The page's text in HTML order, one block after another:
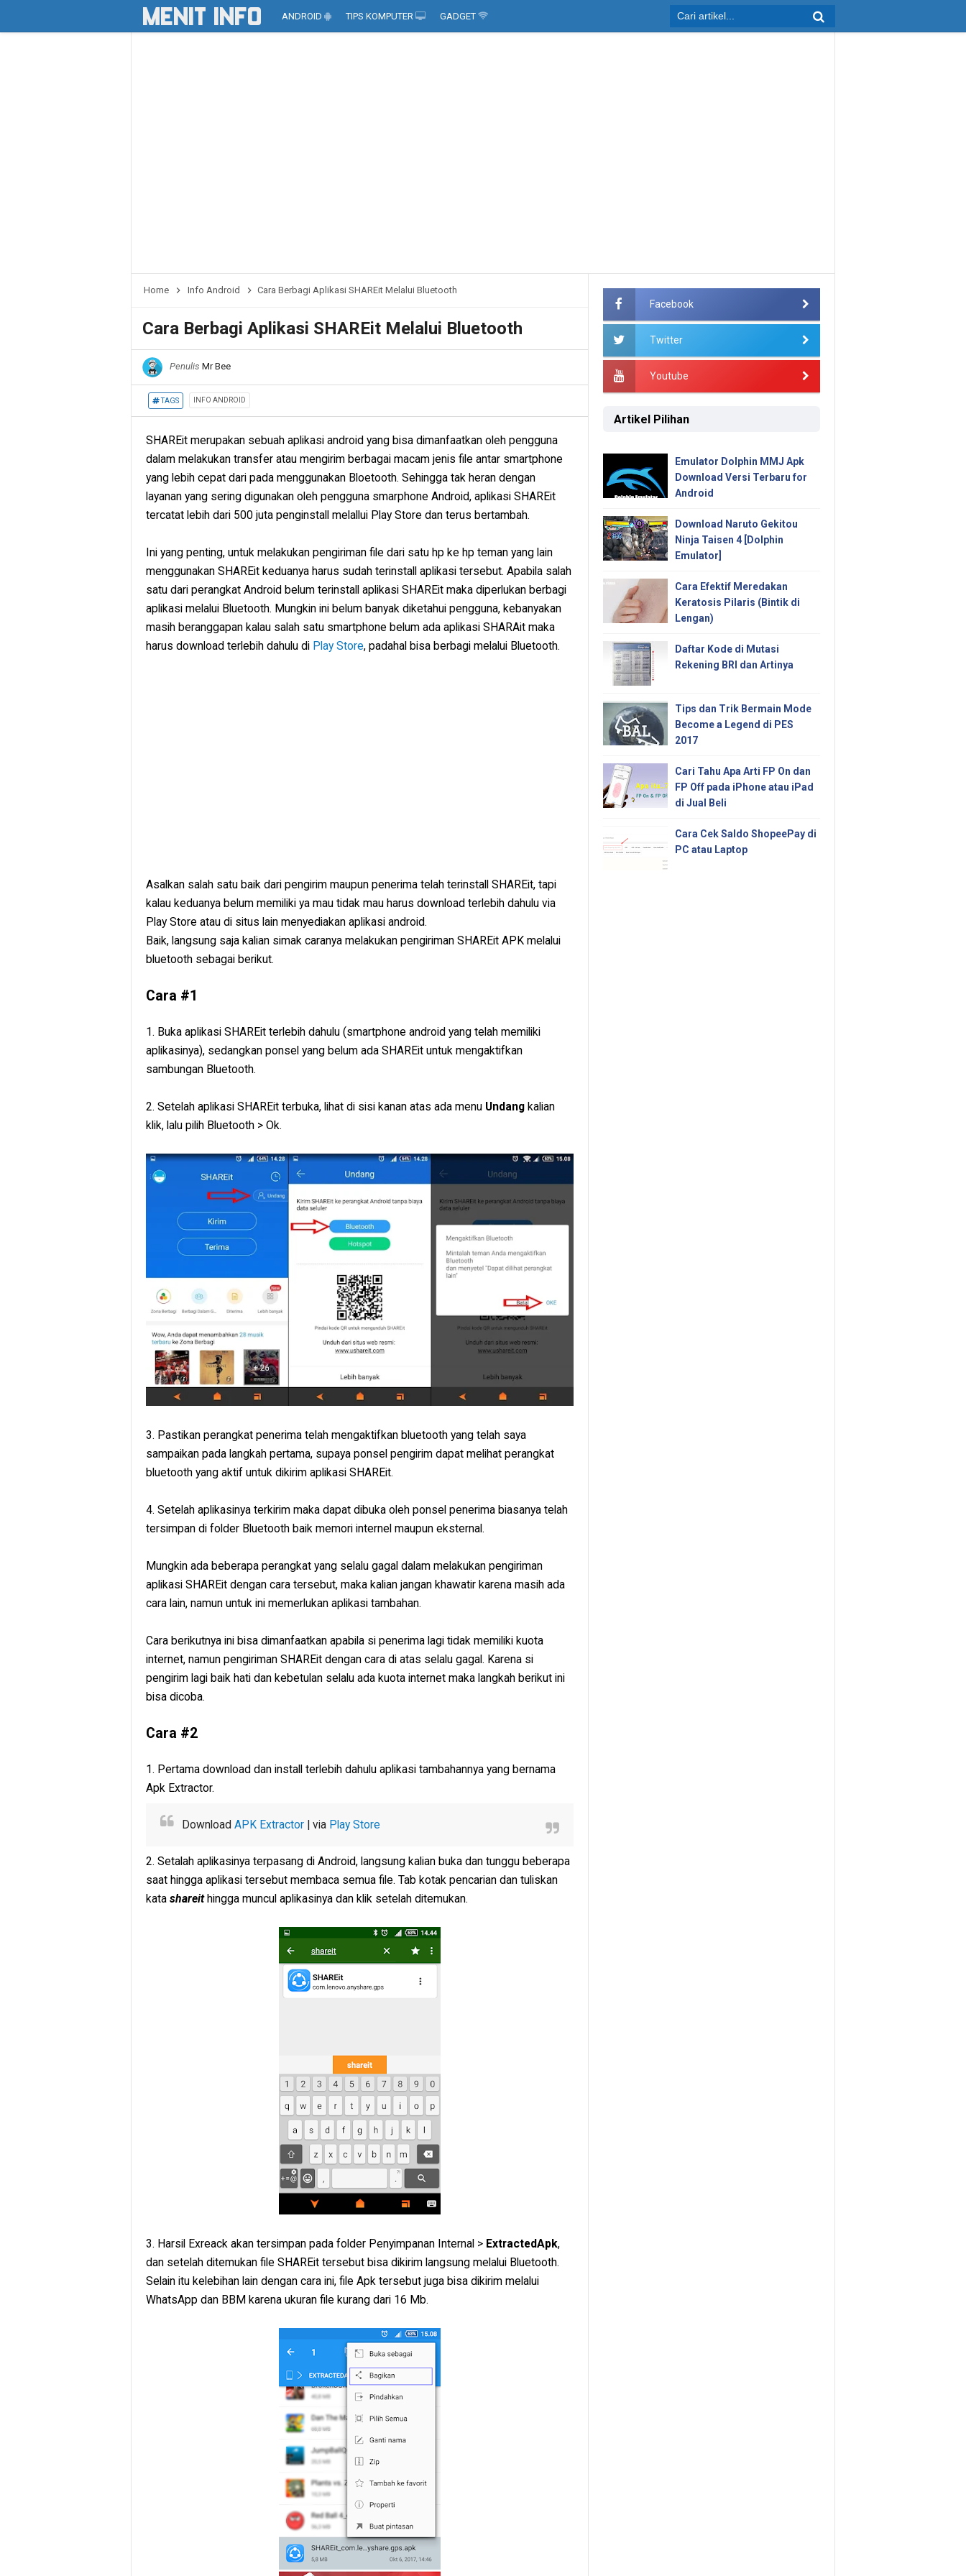
ANDROID TIPS KOMPUTER GADGET
Home Info Android Cara Berbagi Aplikasi SHAREit Melalui Bluetooth
Cara Berbagi Aplikasi SHAREit Melalui Bluetooth
Penulis Mr Bee
TAGS INFO ANDROID
SHAREit merupakan sebuah aplikasi android yang bisa dimanfaatkan oleh pengguna
dalam melakukan transfer atau mengirim berbagai macam jenis file antar smartphone
yang lebih cepat dari pada menggunakan Bloetooth. Sehingga tak heran dengan
layanan yang sering digunakan oleh pengguna smarphone Android, aplikasi SHAREit
tercatat lebih dari 500 juta penginstall melallui Play Store dan terus bertambah.
Ini yang penting, untuk melakukan pengiriman file dari satu hp ke hp teman yang lain
menggunakan SHAREit keduanya harus sudah terinstall aplikasi tersebut. Apabila salah
satu dari perangkat Android belum terinstall aplikasi SHAREit maka diperlukan berbagi
aplikasi melalui Bluetooth. Mungkin ini belum banyak diketahui pengguna, kebanyakan
masih beranggapan kalau salah satu smartphone belum ada aplikasi SHARAit maka
harus download terlebih dahulu di Play Store, padahal bisa berbagi melalui Bluetooth.
Asalkan salah satu baik dari pengirim maupun penerima telah terinstall SHAREit, tapi
kalau keduanya belum memiliki ya mau tidak mau harus download terlebih dahulu via
Play Store atau di situs lain menyediakan aplikasi android.
Baik, langsung saja kalian simak caranya melakukan pengiriman SHAREit APK melalui
bluetooth sebagai berikut.
Cara #1
1. Buka aplikasi SHAREit terlebih dahulu (smartphone android yang telah memiliki
aplikasinya), sedangkan ponsel yang belum ada SHAREit untuk mengaktifkan
sambungan Bluetooth.
2. Setelah aplikasi SHAREit terbuka, lihat di sisi kanan atas ada menu Undang kalian
klik, lalu pilih Bluetooth > Ok.
3. Pastikan perangkat penerima telah mengaktifkan bluetooth yang telah saya
sampaikan pada langkah pertama, supaya ponsel pengirim dapat melihat perangkat
bluetooth yang aktif untuk dikirim aplikasi SHAREit.
4. Setelah aplikasinya terkirim maka dapat dibuka oleh ponsel penerima biasanya telah
tersimpan di folder Bluetooth baik memori internel maupun eksternal.
Mungkin ada beberapa perangkat yang selalu gagal dalam melakukan pengiriman
aplikasi SHAREit dengan cara tersebut, maka kalian jangan khawatir karena masih ada
cara lain, namun untuk ini memerlukan aplikasi tambahan.
Cara berikutnya ini bisa dimanfaatkan apabila si penerima lagi tidak memiliki kuota
internet, namun pengiriman SHAREit dengan cara di atas selalu gagal. Karena si
pengirim lagi baik hati dan kebetulan selalu ada kuota internet maka langkah berikut ini
bisa dicoba.
Cara #2
1. Pertama download dan install terlebih dahulu aplikasi tambahannya yang bernama
Apk Extractor.
Download APK Extractor | via Play Store
2. Setalah aplikasinya terpasang di Android, langsung kalian buka dan tunggu beberapa
saat hingga aplikasi tersebut membaca semua file. Tab kotak pencarian dan tuliskan
kata shareithingga muncul aplikasinya dan klik setelah ditemukan.
3. Harsil Exreack akan tersimpan pada folder Penyimpanan Internal > ExtractedApk,
dan setelah ditemukan file SHAREit tersebut bisa dikirim langsung melalui Bluetooth.
Selain itu kelebihan lain dengan cara ini, file Apk tersebut juga bisa dikirim melalui
WhatsApp dan BBM karena ukuran file kurang dari 16 Mb.
Facebook
Twitter
Youtube
Artikel Pilihan
Emulator Dolphin MMJ Apk
Download Versi Terbaru for
Android
Download Naruto Gekitou
Ninja Taisen 4 [Dolphin
Emulator]
Cara Efektif Meredakan
Keratosis Pilaris (Bintik di
Lengan)
Daftar Kode di Mutasi
Rekening BRI dan Artinya
Tips dan Trik Bermain Mode
Become a Legend di PES
2017
Cari Tahu Apa Arti FP On dan
FP Off pada iPhone atau iPad
di Jual Beli
Cara Cek Saldo ShopeePay di
PC atau Laptop